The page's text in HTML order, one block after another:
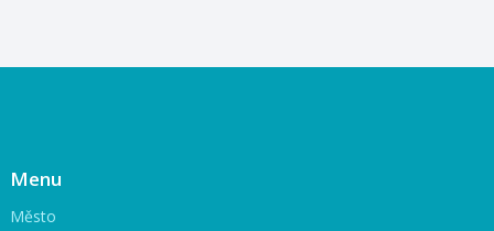
Menu
Město